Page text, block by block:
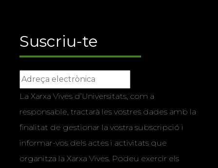
Suscriu-te
La Xarxa Vives d’Universitats, com a
responsable, tractarà les vostres dades amb la
finalitat de gestionar la vostra subscripció i
informar-vos dels actes i activitats que
organitza la Xarxa Vives. Podeu exercir els